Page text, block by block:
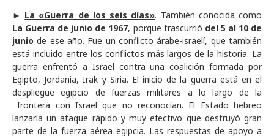
► La «Guerra de los seis días». También conocida como
La Guerra de junio de 1967, porque trascurrió del 5 al 10 de
junio de ese año. Fue un conflicto árabe-israelí, que también
está incluido entre los conflictos más largos de la historia. La
guerra enfrentó a Israel contra una coalición formada por
Egipto, Jordania, Irak y Siria. El inicio de la guerra está en el
despliegue egipcio de fuerzas militares a lo largo de la
frontera con Israel que no reconocían. El Estado hebreo
lanzaría un ataque rápido y muy efectivo que destruyó gran
parte de la fuerza aérea egipcia. Las respuestas de apoyo a